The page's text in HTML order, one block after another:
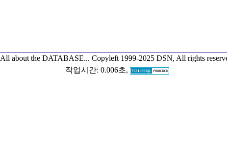
All about the DATABASE... Copyleft 1999-2025 DSN, All rights
작업시간: 0.006초,